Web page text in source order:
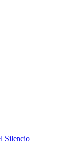
Silencio